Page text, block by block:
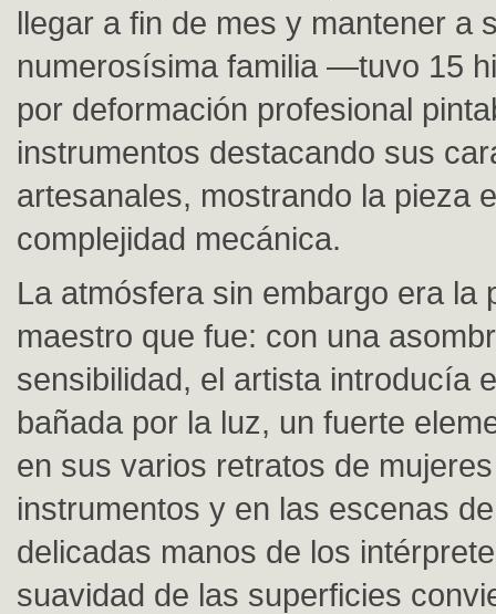
llegar a fin de mes y mantener a
numerosísima familia —tuvo 15
por deformación profesional
instrumentos destacando sus
artesanales, mostrando la pieza
complejidad mecánica.
La atmósfera sin embargo era la
maestro que fue: con una
sensibilidad, el artista introducía
bañada por la luz, un fuerte
en sus varios retratos de
instrumentos y en las escenas
delicadas manos de los
suavidad de las superficies